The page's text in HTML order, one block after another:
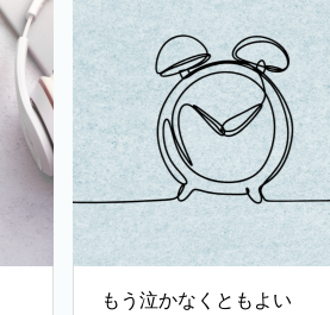
もう泣かなくともよい